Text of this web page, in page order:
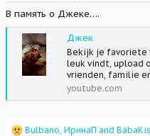
В память о Джеке….
Джек
Bekijk je favoriete
leuk vindt, upload
vrienden, familie
youtube.com
R
Bulbano ИринаП and